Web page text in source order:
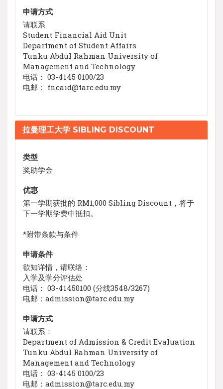
申请方式
请联系
Student Financial Aid Unit
Department of Student Affairs
Tunku Abdul Rahman University of
Management and Technology
电话： 03-4145 0100/23
电邮： fncaid@tarc.edu.my
拉曼理工大学 SIBLING DISCOUNT
类型
奖助学金
优惠
第一学期获批的 RM1,000 Sibling Discount，将于
下一学期学费中抵扣。
*附带条款与条件
申请条件
欲知详情，请联络：
入学及学分评估处
电话： 03-41450100 (分线3548/3267)
电邮：admission@tarc.edu.my
申请方式
请联系：
Department of Admission & Credit Evaluation
Tunku Abdul Rahman University of
Management and Technology
电话： 03-4145 0100/23
电邮：admission@tarc.edu.my